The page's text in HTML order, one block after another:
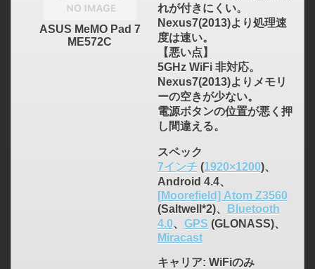
ASUS MeMO Pad 7
ME572C
れが付きにくい。
Nexus7(2013)より処理速
度は速い。
【悪い点】
5GHz WiFi 非対応。
Nexus7(2013)よりメモリ
ーの空きが少ない。
電源ボタンの位置が悪く押
し間違える。
スペック
7インチ(1920×1200)、
Android 4.4、
[Moorefield] Atom Z3560
(Saltwell*2)、
Bluetooth
4.0、 GPS (GLONASS)、
Miracast
キャリア: WiFiのみ